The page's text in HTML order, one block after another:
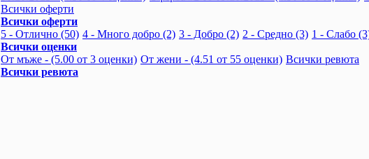
Всички оферти
Всички оферти
5 - Отлично (50) 4 - Много добро (2) 3 - Добро (2) 2 - Средно (3) 1 - Слабо
Всички оценки
От мъже - (5.00 от 3 оценки) От жени - (4.51 от 55 оценки) Всички ревюта
Всички ревюта